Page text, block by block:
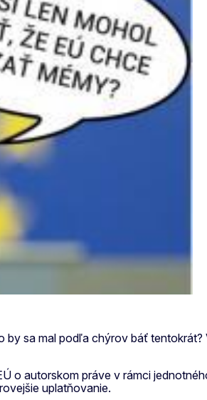
sa mal podľa chýrov báť
o autorskom práve v rámci
uplatňovanie.